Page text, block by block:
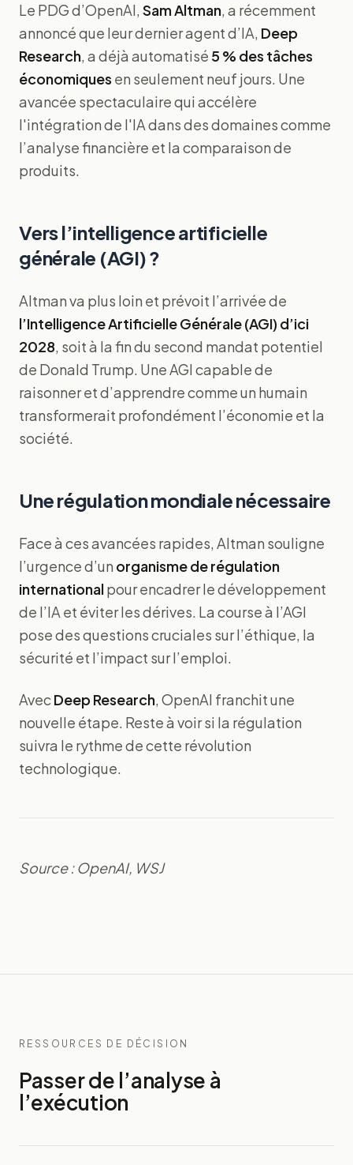
Le PDG d’OpenAI, Sam Altman, a récemment
annoncé que leur dernier agent d’IA, Deep
Research, a déjà automatisé 5 % des tâches
économiques en seulement neuf jours. Une
avancée spectaculaire qui accélère
l'intégration de l'IA dans des domaines comme
l’analyse financière et la comparaison de
produits.
Vers l’intelligence artificielle
générale (AGI) ?
Altman va plus loin et prévoit l’arrivée de
l’Intelligence Artificielle Générale (AGI) d’ici
2028, soit à la fin du second mandat potentiel
de Donald Trump. Une AGI capable de
raisonner et d’apprendre comme un humain
transformerait profondément l’économie et la
société.
Une régulation mondiale nécessaire
Face à ces avancées rapides, Altman souligne
l’urgence d’un organisme de régulation
internationalpour encadrer le développement
de l’IA et éviter les dérives. La course à l’AGI
pose des questions cruciales sur l’éthique, la
sécurité et l’impact sur l’emploi.
AvecDeep Research, OpenAI franchit une
nouvelle étape. Reste à voir si la régulation
suivra le rythme de cette révolution
technologique.
Source : OpenAI, WSJ
RESSOURCES DE DÉCISION
Passer de l’analyse à
l’exécution